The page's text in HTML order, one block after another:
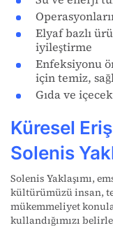
Elyaf bazlı
iyileştirme
Enfeksiyonu
için temiz,
Gıda ve
Küresel
Solenis
Solenis Yaklaşımı,
kültürümüzü insan,
mükemmeliyet
kullandığımızı